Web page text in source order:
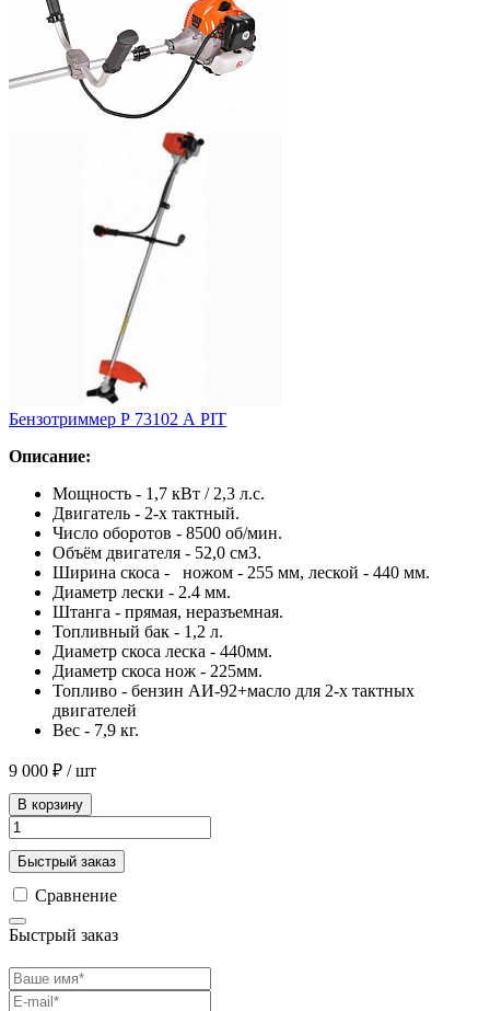
Бензотриммер Р 73102 А PIT
Описание:
Мощность - 1,7 кВт / 2,3 л.с.
Двигатель - 2-х тактный.
Число оборотов - 8500 об/мин.
Объём двигателя - 52,0 см3.
Ширина скоса - ножом - 255 мм, леской - 440 мм.
Диаметр лески - 2.4 мм.
Штанга - прямая, неразъемная.
Топливный бак - 1,2 л.
Диаметр скоса леска - 440мм.
Диаметр скоса нож - 225мм.
Топливо - бензин АИ-92+масло для 2-х тактных
двигателей
Вес - 7,9 кг.
9 000 ₽ / шт
В корзину
Быстрый заказ
Сравнение
Быстрый заказ